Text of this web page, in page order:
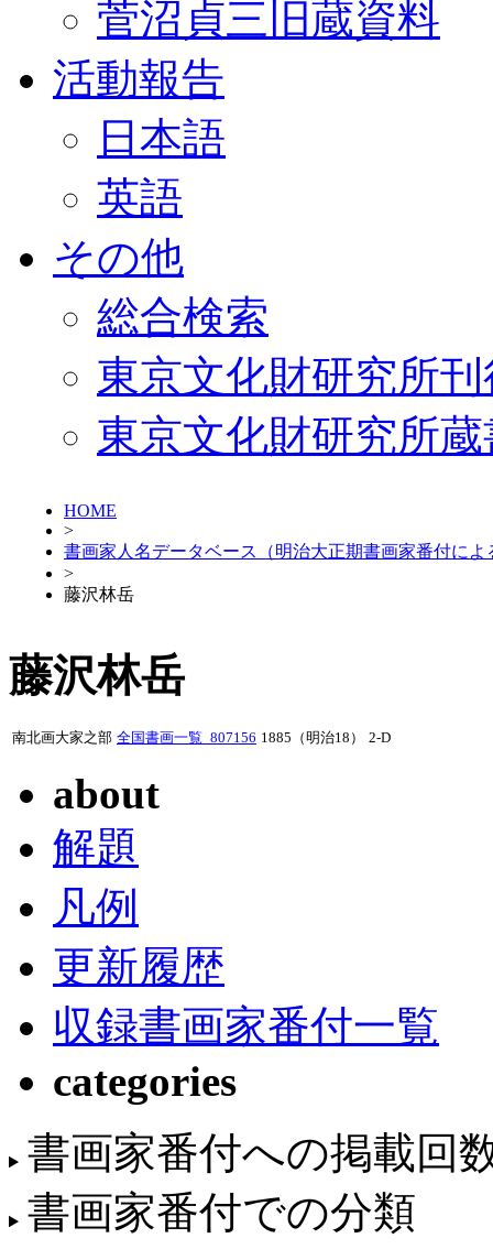
菅沼貞三旧蔵資料
活動報告
日本語
英語
その他
総合検索
東京文化財研究所
東京文化財研究所
HOME
>
書画家人名データベース（明治大正期書画家番付によ
>
藤沢林岳
藤沢林岳
南北画大家之部 全国書画一覧_807156 1885（明治18） 2-D
about
解題
凡例
更新履歴
収録書画家番付一覧
categories
書画家番付への掲載回
書画家番付での分類